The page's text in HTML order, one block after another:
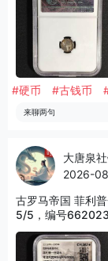
#硬币 #古钱币
来聊两句
大唐泉
2026-
古罗马帝国 菲利
5/5，编号
以图为准，适合